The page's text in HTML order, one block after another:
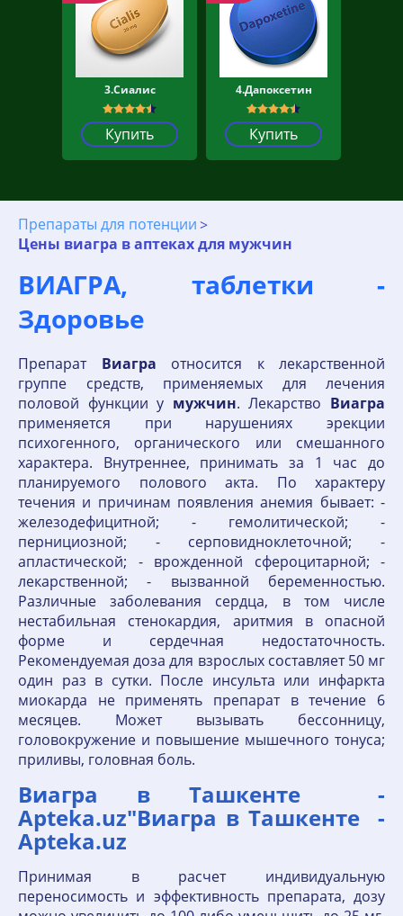
3.Сиалис
Купить
4.Дапоксетин
Купить
Препараты для потенции
Цены виагра в аптеках для мужчин
ВИАГРА, таблетки -
Здоровье
Препарат Виагра относится к лекарственной
группе средств, применяемых для лечения
половой функции у мужчин. Лекарство Виагра
применяется при нарушениях эрекции
психогенного, органического или смешанного
характера. Внутреннее, принимать за 1 час до
планируемого полового акта. По характеру
течения и причинам появления анемия бывает: -
железодефицитной; - гемолитической; -
пернициозной; - серповидноклеточной; -
апластической; - врожденной сфероцитарной; -
лекарственной; - вызванной беременностью.
Различные заболевания сердца, в том числе
нестабильная стенокардия, аритмия в опасной
форме и сердечная недостаточность.
Рекомендуемая доза для взрослых составляет 50 мг
один раз в сутки. После инсульта или инфаркта
миокарда не применять препарат в течение 6
месяцев. Может вызывать бессонницу,
головокружение и повышение мышечного тонуса;
приливы, головная боль.
Виагра в Ташкенте ️ -
Apteka.uz"Виагра в Ташкенте ️ -
Apteka.uz
Принимая в расчет индивидуальную
переносимость и эффективность препарата, дозу